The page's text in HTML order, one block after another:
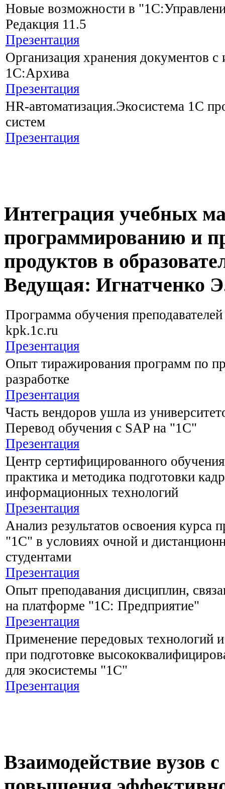
Новые возможности в
Редакция 11.5
Презентация
Организация хранения документов с
1С:Архива
Презентация
HR-автоматизация.Экосистема 1С
систем
Презентация
Интеграция учебных
программированию и
продуктов в
Ведущая: Игнатченко
Программа обучения
kpk.1c.ru
Презентация
Опыт тиражирования программ по
разработке
Презентация
Часть вендоров ушла из
Перевод обучения с SAP на "1С"
Презентация
Центр сертифицированного
практика и методика подготовки
информационных технологий
Презентация
Анализ результатов освоения курса
"1С" в условиях очной и
студентами
Презентация
Опыт преподавания дисциплин,
на платформе "1С: Предприятие"
Презентация
Применение передовых технологий
при подготовке
для экосистемы "1С"
Презентация
Взаимодействие вузов